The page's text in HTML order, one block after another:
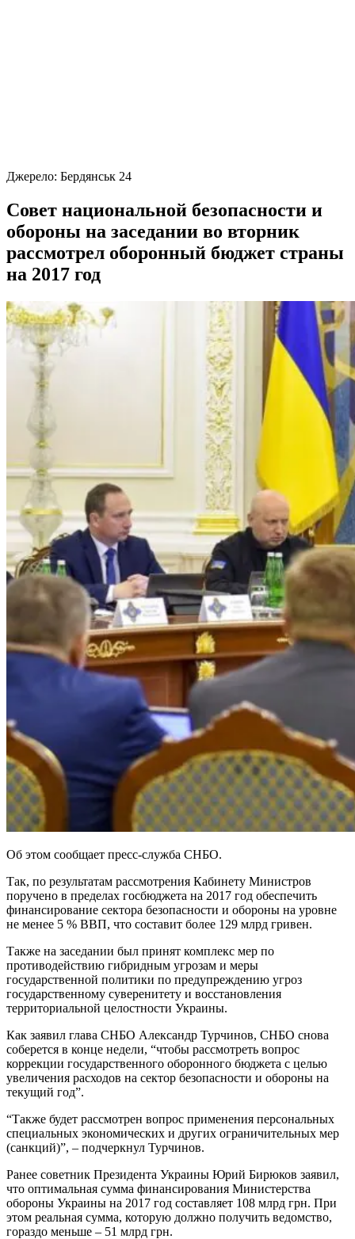
Джерело: Бердянськ 24
Совет национальной безопасности и
обороны на заседании во вторник
рассмотрел оборонный бюджет страны
на 2017 год
Об этом сообщает пресс-служба СНБО.
Так, по результатам рассмотрения Кабинету Министров
поручено в пределах госбюджета на 2017 год обеспечить
финансирование сектора безопасности и обороны на уровне
не менее 5 % ВВП, что составит более 129 млрд гривен.
Также на заседании был принят комплекс мер по
противодействию гибридным угрозам и меры
государственной политики по предупреждению угроз
государственному суверенитету и восстановления
территориальной целостности Украины.
Как заявил глава СНБО Александр Турчинов, СНБО снова
соберется в конце недели, “чтобы рассмотреть вопрос
коррекции государственного оборонного бюджета с целью
увеличения расходов на сектор безопасности и обороны на
текущий год”.
“Также будет рассмотрен вопрос применения персональных
специальных экономических и других ограничительных мер
(санкций)”, – подчеркнул Турчинов.
Ранее советник Президента Украины Юрий Бирюков заявил,
что оптимальная сумма финансирования Министерства
обороны Украины на 2017 год составляет 108 млрд грн. При
этом реальная сумма, которую должно получить ведомство,
гораздо меньше – 51 млрд грн.